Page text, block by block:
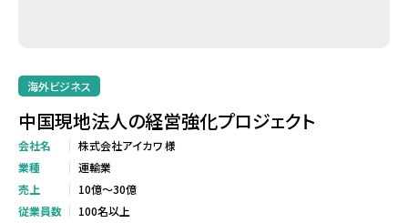
海外ビジネス
中国現地法人の経営強化プロジェクト
会社名
株式会社アイカワ 様
業種
運輸業
売上
10億～30億
従業員数
100名以上